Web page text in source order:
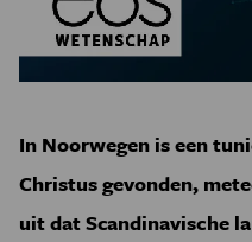
In Noorwegen is een
Christus gevonden,
uit dat Scandinavische